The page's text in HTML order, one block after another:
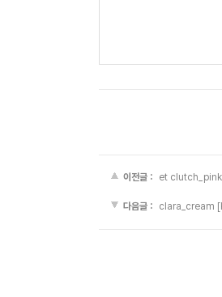
이전글 : et
다음글 : clara_cream